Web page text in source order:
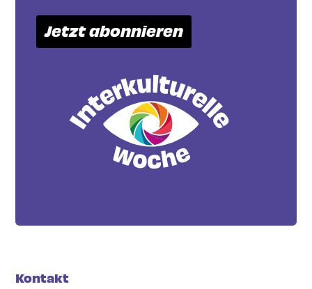
Jetzt abonnieren
Kontakt